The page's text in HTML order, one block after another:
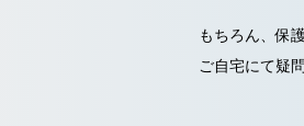
もちろん、保
ご自宅にて疑